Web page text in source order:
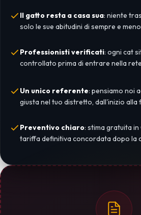
Il gatto resta a casa sua: niente
solo le sue abitudini di sempre e
Professionisti verificati: ogni cat
controllato prima di entrare nella
Un unico referente: pensiamo noi
giusta nel tuo distretto, dall'inizio alla
Preventivo chiaro: stima gratuita in
tariffa definitiva concordata dopo la